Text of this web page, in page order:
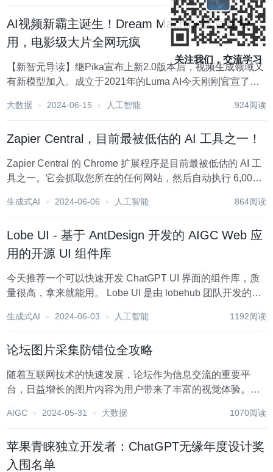
AI视频新霸主诞生！Dream Machine官宣免费
用，电影级大片全网玩疯
【新智元导读】继Pika宣布上新2.0版本后，视频生成领域又
有新模型加入。成立于2021年的Luma AI今天刚刚官宣了文
API，高质量的生成效果获得了很多网友的好评。 视频生成
大数据 2024-06-15 人工智能 924阅读
Zapier Central，目前最被低估的 AI 工具之一！
Zapier Central 的 Chrome 扩展程序是目前最被低估的 AI 工
具之一。它会抓取您所在的任何网站，然后自动执行 6,000
个简单用例：在我们深入讨论之前，先简单介绍一下背景：
生成式AI 2024-06-06 人工智能 864阅读
Lobe UI - 基于 AntDesign 开发的 AIGC Web 应
用的开源 UI 组件库
今天推荐一个可以快速开发 ChatGPT UI 界面的组件库，质
量很高，拿来就能用。 Lobe UI 是由 lobehub 团队开发的一
不同，Lobe UI 是专门为目前火热的 AIGC...
生成式AI 2024-06-03 人工智能 1192阅读
论坛图片采集防错位全攻略
随着互联网技术的快速发展，论坛作为信息交流的重要平
台，日益增长的图片内容为用户带来了丰富的视觉体验。然
中的错位现象，严重影响了用户体验和信息传播的准确性。
AIGC 2024-05-31 大数据 1070阅读
苹果青睐独立开发者：ChatGPT无缘年度设计奖
入围名单
关注我们，交流学习